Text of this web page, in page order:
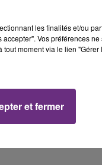
les finalités et/ou
Vos préférences
moment via le lien
et fermer